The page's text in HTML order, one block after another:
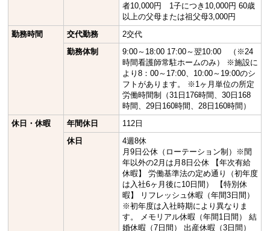
者10,000円 1子につき10,000円 60歳
以上の父母または祖父母3,000円
勤務時間
交代勤務
2交代
勤務体制
9:00～18:00 17:00～翌10:00 （※24
時間看護師常駐ホームのみ） ※施設に
より8：00～17:00、10:00～19:00のシ
フトがあります。 ※1ヶ月単位の所定
労働時間制（31日176時間、30日168
時間、29日160時間、28日160時間）
休日・休暇
年間休日
112日
休日
4週8休
月9日公休（ローテーション制）※閏
年以外の2月は月8日公休 【年次有給
休暇】 労働基準法の定め通り（初年度
は入社6ヶ月後に10日間） 【特別休
暇】 リフレッシュ休暇（年間3日間）
※初年度は入社時期により異なりま
す。 メモリアル休暇（年間1日間） 結
婚休暇（7日間） 出産休暇（3日間）